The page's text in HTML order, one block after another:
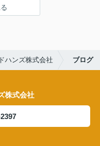
ハンズ株式会社 ブログ
株式会社